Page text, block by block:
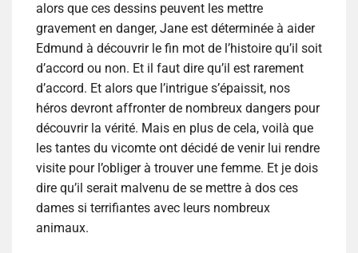
alors que ces dessins peuvent les mettre
gravement en danger, Jane est déterminée à aider
Edmund à découvrir le fin mot de l’histoire qu’il soit
d’accord ou non. Et il faut dire qu’il est rarement
d’accord. Et alors que l’intrigue s’épaissit, nos
héros devront affronter de nombreux dangers pour
découvrir la vérité. Mais en plus de cela, voilà que
les tantes du vicomte ont décidé de venir lui rendre
visite pour l’obliger à trouver une femme. Et je dois
dire qu’il serait malvenu de se mettre à dos ces
dames si terrifiantes avec leurs nombreux
animaux.